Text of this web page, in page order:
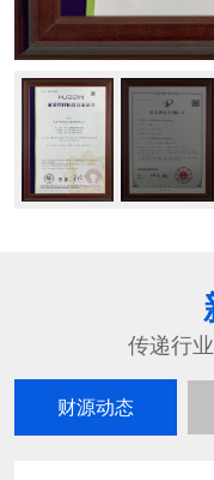
传递行
财源动态